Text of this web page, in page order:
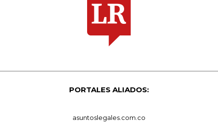
PORTALES ALIADOS:
asuntoslegales.com.co